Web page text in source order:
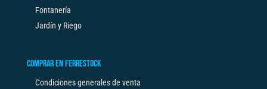
Fontanería
Jardín y Riego
COMPRAR EN FERRESTOCK
Condiciones generales de venta